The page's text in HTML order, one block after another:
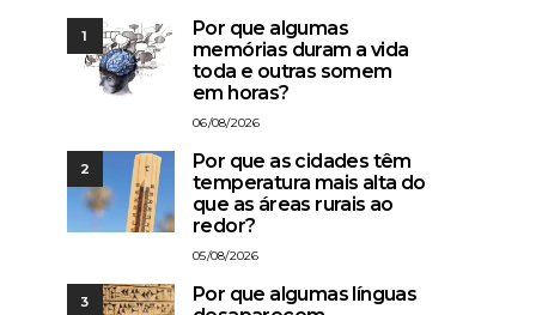
1
Por que algumas
memórias duram a vida
toda e outras somem
em horas?
06/08/2026
2
Por que as cidades têm
temperatura mais alta do
que as áreas rurais ao
redor?
05/08/2026
3
Por que algumas línguas